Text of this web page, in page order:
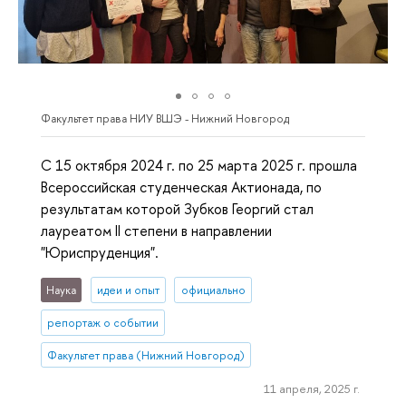
Факультет права НИУ ВШЭ - Нижний Новгород
C 15 октября 2024 г. по 25 марта 2025 г. прошла
Всероссийская студенческая Актионада, по
результатам которой Зубков Георгий стал
лауреатом II степени в направлении
"Юриспруденция".
Наука идеи и опыт официально
репортаж о событии
Факультет права (Нижний Новгород)
11 апреля, 2025 г.